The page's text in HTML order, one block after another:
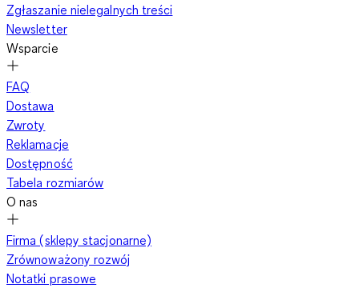
Zgłaszanie nielegalnych treści
Newsletter
Wsparcie
FAQ
Dostawa
Zwroty
Reklamacje
Dostępność
Tabela rozmiarów
O nas
Firma (sklepy stacjonarne)
Zrównoważony rozwój
Notatki prasowe